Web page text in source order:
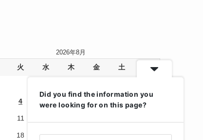
2026年8月
火 水 木 金 土
4 6 9
11
18 19 20 21 22 23
Did you find the information you
were looking for on this page?